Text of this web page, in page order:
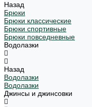
Назад
Брюки
Брюки классические
Брюки спортивные
Брюки повседневные
Водолазки
Назад
Водолазки
Водолазки
Джинсы и джинсовки